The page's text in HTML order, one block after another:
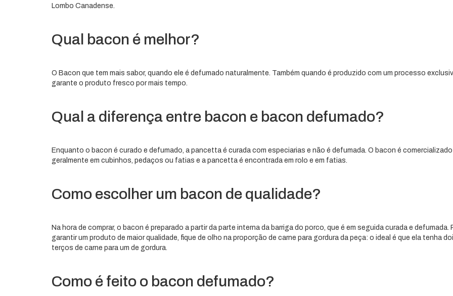
Lombo Canadense.
Qual bacon é melhor?
O Bacon que tem mais sabor, quando ele é defumado naturalmente. Também quando é produzido com um processo
garante o produto fresco por mais tempo.
Qual a diferença entre bacon e bacon defumado?
Enquanto o bacon é curado e defumado, a pancetta é curada com especiarias e não é defumada. O bacon é comercializado
geralmente em cubinhos, pedaços ou fatias e a pancetta é encontrada em rolo e em fatias.
Como escolher um bacon de qualidade?
Na hora de comprar, o bacon é preparado a partir da parte interna da barriga do porco, que é em seguida curada e defumada.
garantir um produto de maior qualidade, fique de olho na proporção de carne para gordura da peça: o ideal é que ela tenha
terços de carne para um de gordura.
Como é feito o bacon defumado?